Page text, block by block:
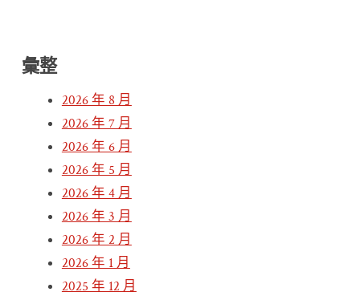
彙整
2026 年 8 月
2026 年 7 月
2026 年 6 月
2026 年 5 月
2026 年 4 月
2026 年 3 月
2026 年 2 月
2026 年 1 月
2025 年 12 月